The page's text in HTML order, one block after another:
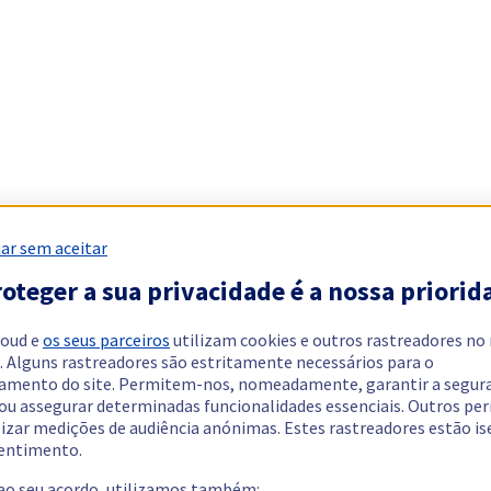
sem aceitar
a sua privacidade é a nossa
e os seus parceiros utilizam cookies e outros rastreadores no
Alguns rastreadores são estritamente necessários para o
do site. Permitem-nos, nomeadamente, garantir a
assegurar determinadas funcionalidades essenciais. Outros
medições de audiência anónimas. Estes rastreadores estão